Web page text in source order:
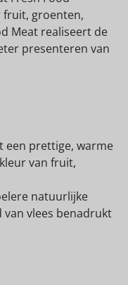
fruit, groenten,
Meat realiseert de
presenteren van
een prettige, warme
van fruit,
natuurlijke
vlees benadrukt